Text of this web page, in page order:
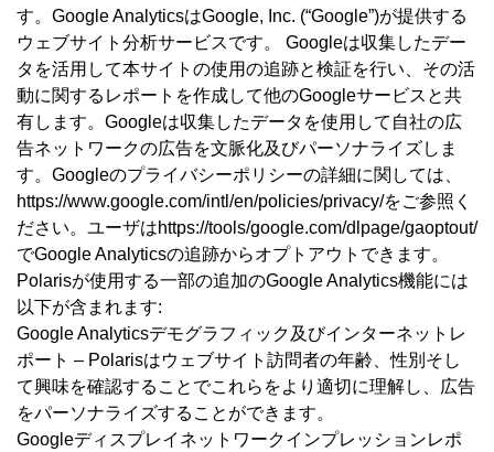
す。Google AnalyticsはGoogle, Inc. (“Google”)が提供する
ウェブサイト分析サービスです。 Googleは収集したデー
タを活用して本サイトの使用の追跡と検証を行い、その活
動に関するレポートを作成して他のGoogleサービスと共
有します。Googleは収集したデータを使用して自社の広
告ネットワークの広告を文脈化及びパーソナライズしま
す。Googleのプライバシーポリシーの詳細に関しては、
https://www.google.com/intl/en/policies/privacy/をご参照く
ださい。ユーザはhttps://tools/google.com/dlpage/gaoptout/
でGoogle Analyticsの追跡からオプトアウトできます。
Polarisが使用する一部の追加のGoogle Analytics機能には
以下が含まれます:
Google Analyticsデモグラフィック及びインターネットレ
ポート – Polarisはウェブサイト訪問者の年齢、性別そし
て興味を確認することでこれらをより適切に理解し、広告
をパーソナライズすることができます。
Googleディスプレイネットワークインプレッションレポ